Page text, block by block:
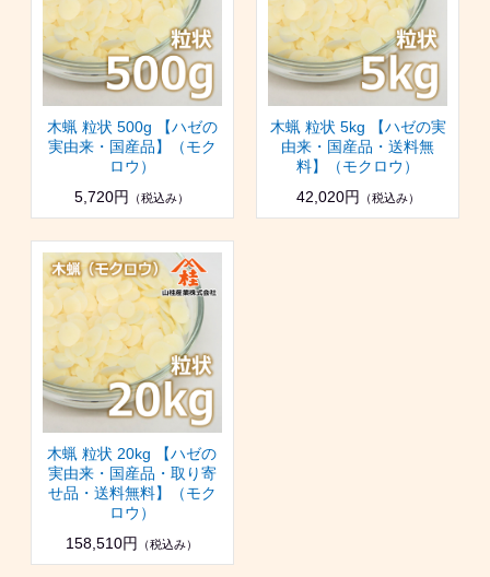
木蝋 粒状 500g 【ハゼの
実由来・国産品】（モク
ロウ）
5,720円
（税込み）
木蝋 粒状 5kg 【ハゼの実
由来・国産品・送料無
料】（モクロウ）
42,020円
（税込み）
木蝋 粒状 20kg 【ハゼの
実由来・国産品・取り寄
せ品・送料無料】（モク
ロウ）
158,510円
（税込み）